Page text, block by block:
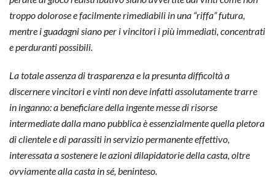
troppo dolorose e facilmente rimediabili in una “riffa” futura,
mentre i guadagni siano per i vincitori i più immediati, concentrati
e perduranti possibili.
La totale assenza di trasparenza e la presunta difficoltà a
discernere vincitori e vinti non deve infatti assolutamente trarre
in inganno: a beneficiare della ingente messe di risorse
intermediate dalla mano pubblica è essenzialmente quella pletora
di clientele e di parassiti in servizio permanente effettivo,
interessata a sostenere le azioni dilapidatorie della casta, oltre
ovviamente alla casta in sé, beninteso.